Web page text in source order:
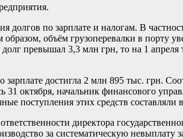
по зарплате и налогам. В
объём грузоперевалки в порту
превышал 3,3 млн грн, то на 1
достигла 2 млн 895 тыс. грн.
октября, начальник финансового
поступления этих средств составляли
директора
за систематическую невыплату